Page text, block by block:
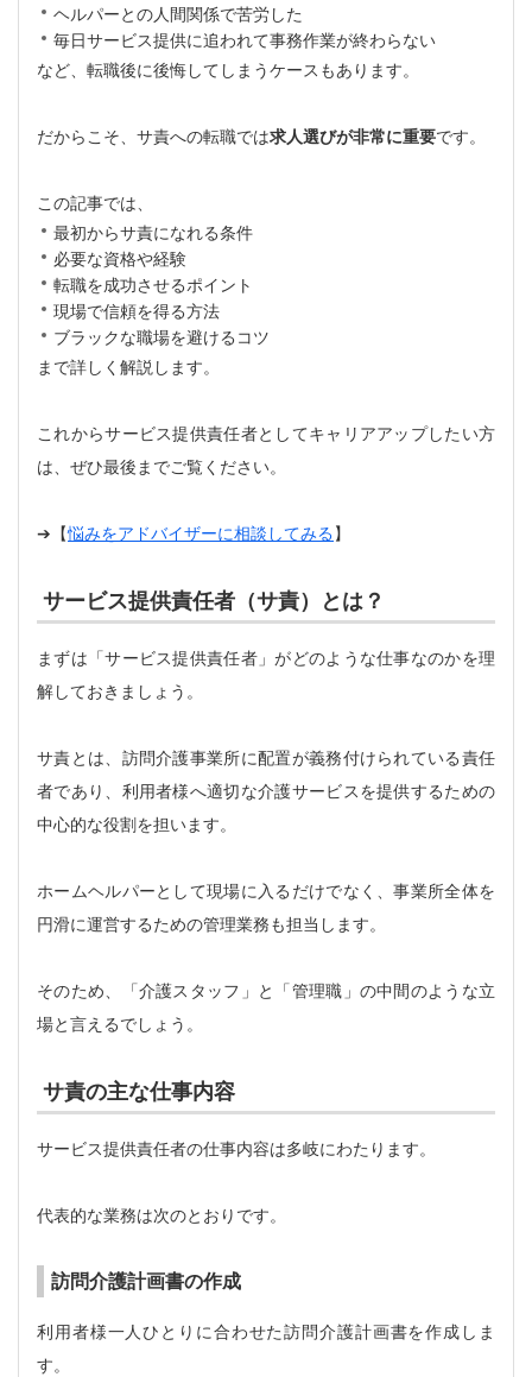
ヘルパーとの人間関係で苦労した
毎日サービス提供に追われて事務作業が終わらない
など、転職後に後悔してしまうケースもあります。
だからこそ、サ責への転職では求人選びが非常に重要です。
この記事では、
最初からサ責になれる条件
必要な資格や経験
転職を成功させるポイント
現場で信頼を得る方法
ブラックな職場を避けるコツ
まで詳しく解説します。
これからサービス提供責任者としてキャリアアップしたい方
は、ぜひ最後までご覧ください。
➔【悩みをアドバイザーに相談してみる】
サービス提供責任者（サ責）とは？
まずは「サービス提供責任者」がどのような仕事なのかを理
解しておきましょう。
サ責とは、訪問介護事業所に配置が義務付けられている責任
者であり、利用者様へ適切な介護サービスを提供するための
中心的な役割を担います。
ホームヘルパーとして現場に入るだけでなく、事業所全体を
円滑に運営するための管理業務も担当します。
そのため、「介護スタッフ」と「管理職」の中間のような立
場と言えるでしょう。
サ責の主な仕事内容
サービス提供責任者の仕事内容は多岐にわたります。
代表的な業務は次のとおりです。
訪問介護計画書の作成
利用者様一人ひとりに合わせた訪問介護計画書を作成しま
す。